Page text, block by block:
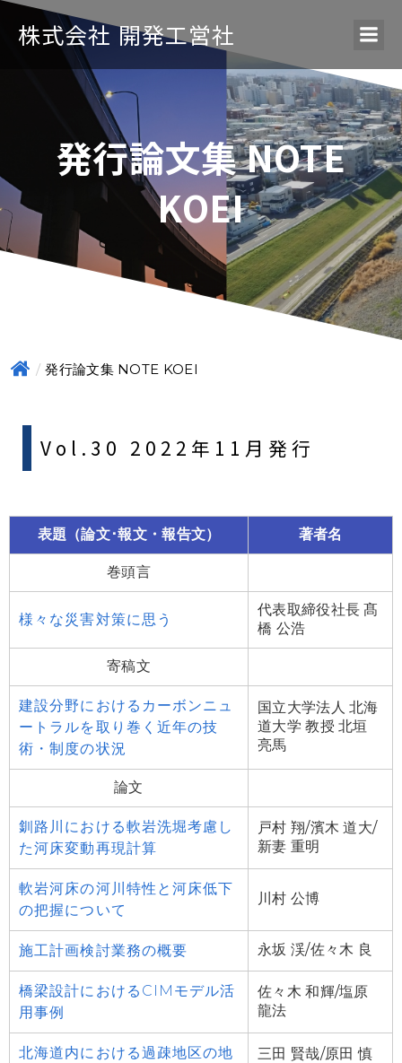
株式会社 開発工営社
発行論文集 NOTE
KOEI
発行論文集 NOTE KOEI
Vol.30 2022年11月発行
表題（論文･報文・報告文） 著者名
巻頭言
様々な災害対策に思う
代表取締役社長 髙
橋 公浩
寄稿文
建設分野におけるカーボンニュ
ートラルを取り巻く近年の技
術・制度の状況
国立大学法人 北海
道大学 教授 北垣
亮馬
論文
釧路川における軟岩洗堀考慮し
た河床変動再現計算
戸村 翔/濱木 道大/
新妻 重明
軟岩河床の河川特性と河床低下
の把握について
川村 公博
施工計画検討業務の概要 永坂 渓/佐々木 良
橋梁設計におけるCIMモデル活
用事例
佐々木 和輝/塩原
龍法
北海道内における過疎地区の地
三田 賢哉/原田 慎